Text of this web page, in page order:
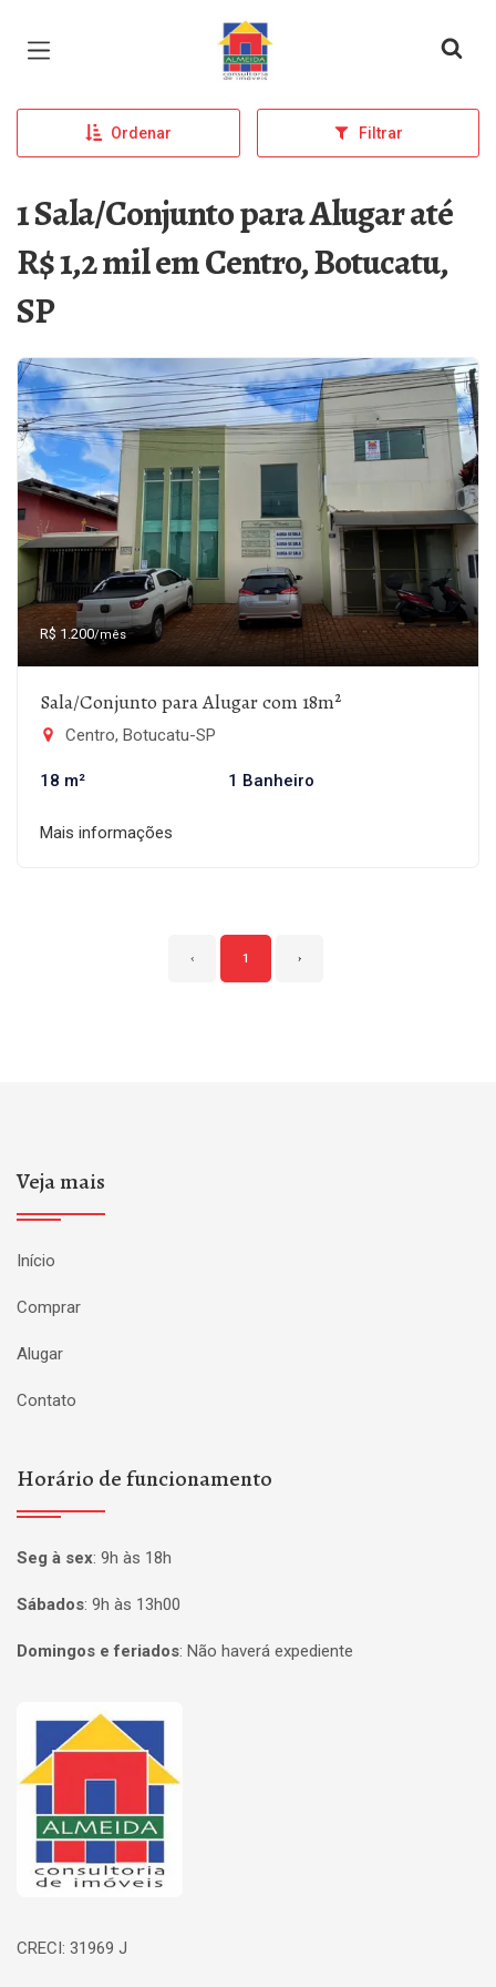
Página inicial
Ordenar Filtrar
1 Sala/Conjunto para Alugar até
R$ 1,2 mil em Centro, Botucatu,
SP
R$ 1.200/mês
Sala/Conjunto para Alugar com 18m²
Centro, Botucatu-SP
18 m² 1 Banheiro
Mais informações
‹ 1 ›
Veja mais
Início
Comprar
Alugar
Contato
Horário de funcionamento
Seg à sex: 9h às 18h
Sábados: 9h às 13h00
Domingos e feriados: Não haverá expediente
Página inicial
CRECI: 31969 J